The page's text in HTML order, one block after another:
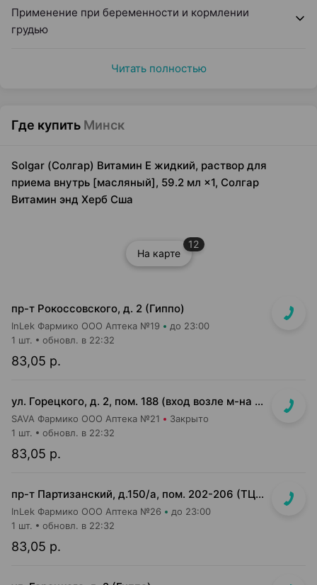
Применение при беременности и кормлении
грудью
Читать полностью
Где купить Минск
Solgar (Солгар) Витамин Е жидкий, раствор для
приема внутрь [масляный], 59.2 мл ×1, Солгар
Витамин энд Херб Сша
На карте
12
пр-т Рокоссовского, д. 2 (Гиппо)
InLek Фармико ООО Аптека №19 до 23:00
83,05 р.
1 шт. обновл. в 22:32
ул. Горецкого, д. 2, пом. 188 (вход возле м-на Миля и Банка РРБ)
SAVA Фармико ООО Аптека №21 Закрыто
83,05 р.
1 шт. обновл. в 22:32
пр-т Партизанский, д.150/а, пом. 202-206 (ТЦ "Момо")
InLek Фармико ООО Аптека №26 до 23:00
83,05 р.
1 шт. обновл. в 22:32